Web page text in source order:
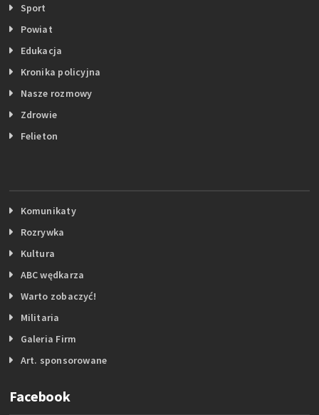
Sport
Powiat
Edukacja
Kronika policyjna
Nasze rozmowy
Zdrowie
Felieton
Komunikaty
Rozrywka
Kultura
ABC wędkarza
Warto zobaczyć!
Militaria
Galeria Firm
Art. sponsorowane
Facebook